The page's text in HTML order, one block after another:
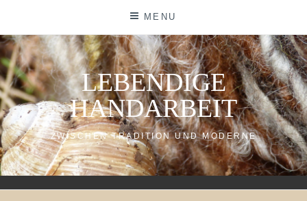
content
MENU
LEBENDIGE
HANDARBEIT
ZWISCHEN TRADITION UND MODERNE